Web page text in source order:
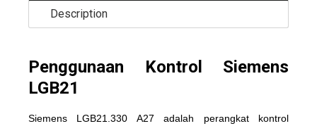
Description
Penggunaan Kontrol Siemens
LGB21
Siemens LGB21.330 A27 adalah perangkat kontrol